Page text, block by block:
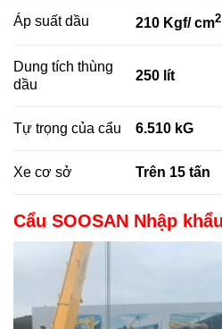
Áp suất dầu 210 Kgf/ cm2
Dung tích thùng
dầu
250 lít
Tự trọng của cẩu 6.510 kG
Xe cơ sở Trên 15 tấn
Cẩu SOOSAN Nhập khẩu